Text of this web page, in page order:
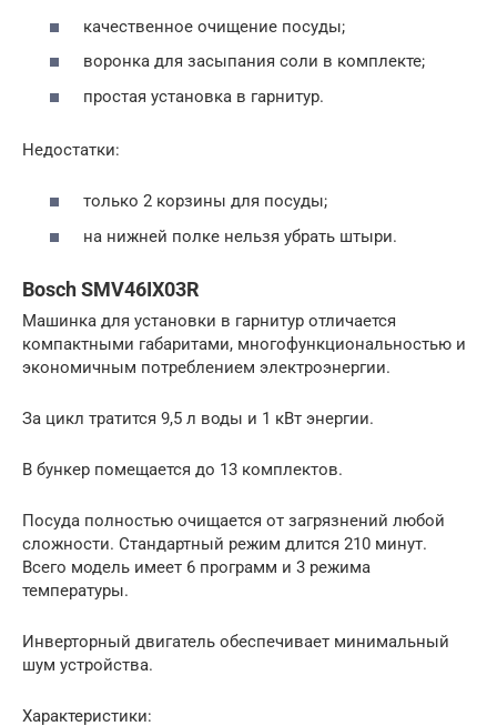
качественное очищение посуды;
воронка для засыпания соли в комплекте;
простая установка в гарнитур.
Недостатки:
только 2 корзины для посуды;
на нижней полке нельзя убрать штыри.
Bosch SMV46IX03R
Машинка для установки в гарнитур отличается
компактными габаритами, многофункциональностью и
экономичным потреблением электроэнергии.
За цикл тратится 9,5 л воды и 1 кВт энергии.
В бункер помещается до 13 комплектов.
Посуда полностью очищается от загрязнений любой
сложности. Стандартный режим длится 210 минут.
Всего модель имеет 6 программ и 3 режима
температуры.
Инверторный двигатель обеспечивает минимальный
шум устройства.
Характеристики: